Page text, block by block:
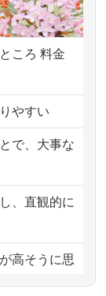
み
み
み
み
み
ころ 料金
やすい
で、大事な
、直観的に
高そうに思